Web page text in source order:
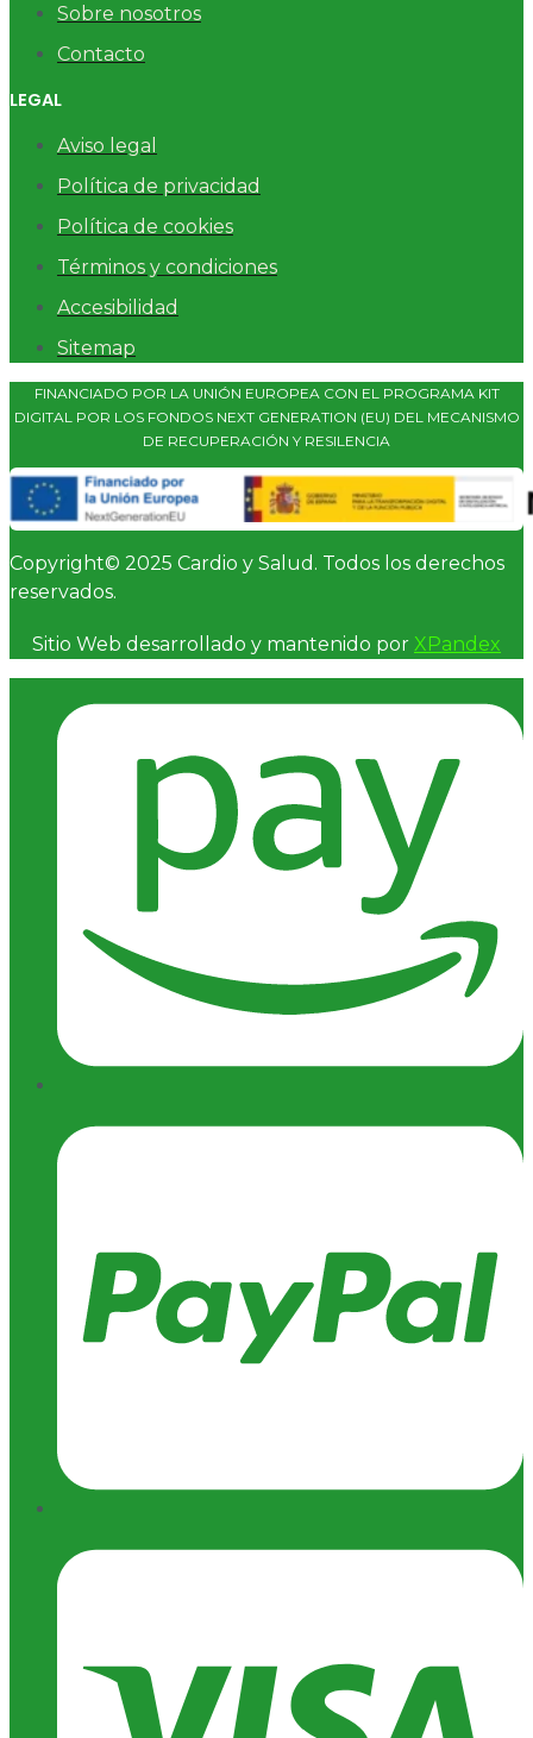
Sobre nosotros
Contacto
LEGAL
Aviso legal
Política de privacidad
Política de cookies
Términos y condiciones
Accesibilidad
Sitemap
FINANCIADO POR LA UNIÓN EUROPEA CON EL PROGRAMA KIT
DIGITAL POR LOS FONDOS NEXT GENERATION (EU) DEL MECANISMO
DE RECUPERACIÓN Y RESILENCIA
Copyright© 2025 Cardio y Salud. Todos los derechos
reservados.
Sitio Web desarrollado y mantenido por XPandex